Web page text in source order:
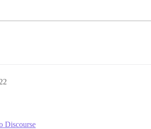
Discourse